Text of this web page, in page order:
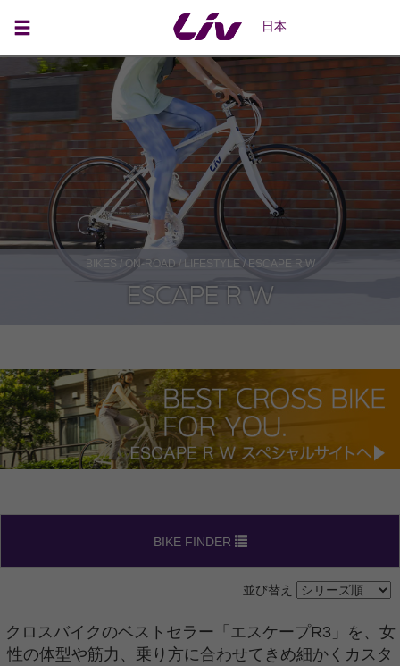
日本
BIKES / ON-ROAD / LIFESTYLE/ ESCAPE R W
ESCAPE R W
BIKE FINDER
並び替え
クロスバイクのベストセラー「エスケープR3」を、女
性の体型や筋力、乗り方に合わせてきめ細かくカスタ